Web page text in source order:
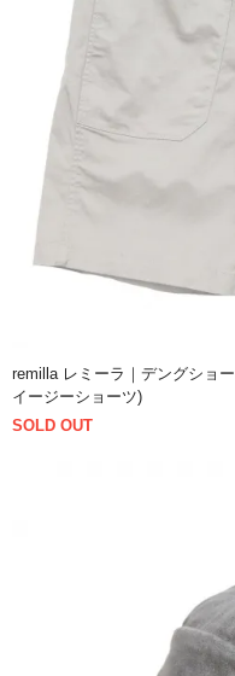
remilla レミーラ｜デングショ
イージーショーツ)
SOLD OUT